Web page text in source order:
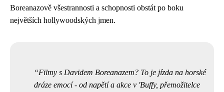
Boreanazově všestrannosti a schopnosti obstát po boku
největších hollywoodských jmen.
Filmy s Davidem Boreanazem? To je jízda na horské
dráze emocí - od napětí a akce v 'Buffy, přemožitelce